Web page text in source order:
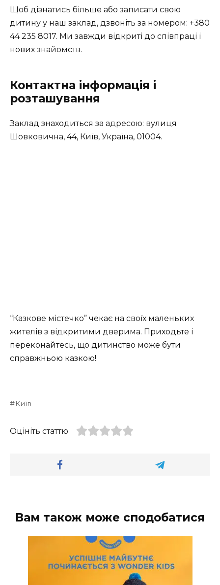
Щоб дізнатись більше або записати свою
дитину у наш заклад, дзвоніть за номером: +380
44 235 8017. Ми завжди відкриті до співпраці і
нових знайомств.
Контактна інформація і
розташування
Заклад знаходиться за адресою: вулиця
Шовковична, 44, Київ, Україна, 01004.
“Казкове містечко” чекає на своїх маленьких
жителів з відкритими дверима. Приходьте і
переконайтесь, що дитинство може бути
справжньою казкою!
Київ
Оцініть статтю
Вам також може сподобатися